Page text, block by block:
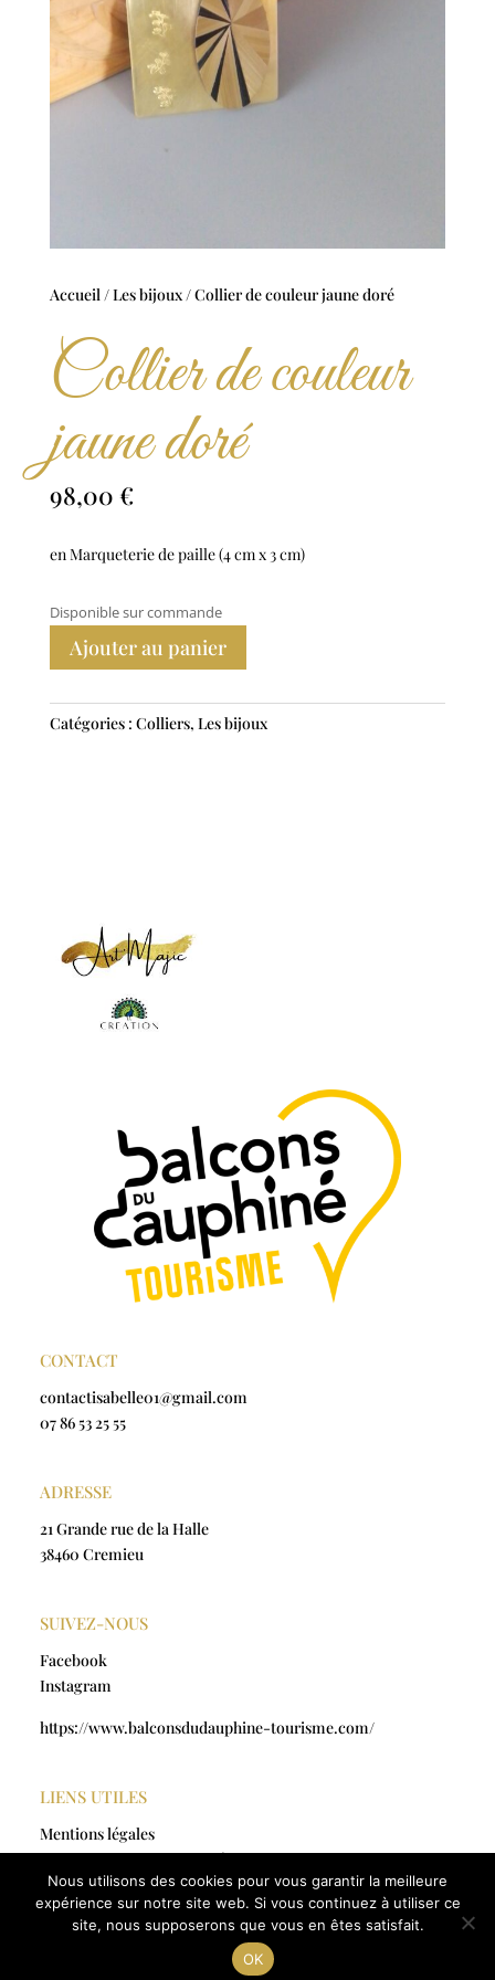
Accueil /Les bijoux/ Collier de couleur jaune doré
Collier de couleur
jaune doré
98,00 €
en Marqueterie de paille (4 cm x 3 cm)
Disponible sur commande
Ajouter au panier
Catégories : Colliers, Les bijoux
CONTACT
contactisabelle01@gmail.com
07 86 53 25 55
ADRESSE
21 Grande rue de la Halle
38460 Cremieu
SUIVEZ-NOUS
Facebook
Instagram
https://www.balconsdudauphine-tourisme.com/
LIENS UTILES
Mentions légales
Politique de confidentialité
CGV
© artmajic-creations.fr2025 | Tous droits réservés |
Réalisation byOdace France
Nous utilisons des cookies pour vous garantir la meilleure
expérience sur notre site web. Si vous continuez à utiliser ce
site, nous supposerons que vous en êtes satisfait.
OK